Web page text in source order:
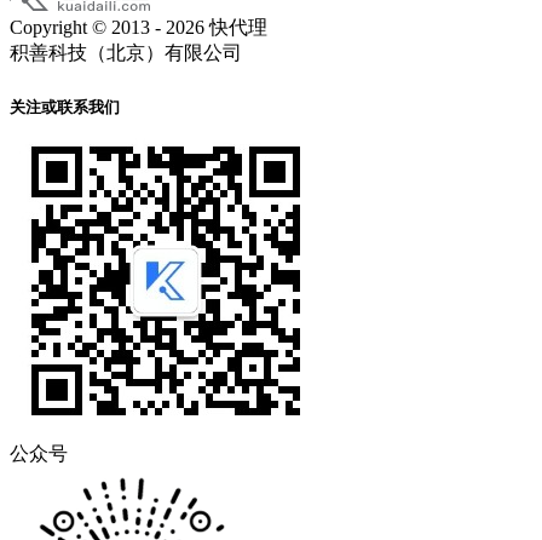
Copyright © 2013 - 2026 快代理
积善科技（北京）有限公司
关注或联系我们
公众号